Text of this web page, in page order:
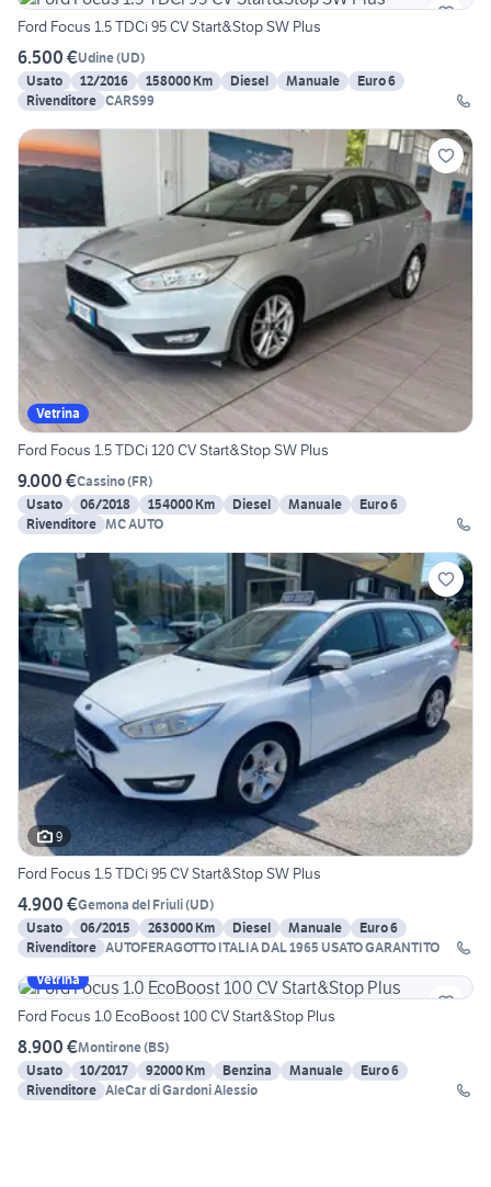
Ford Focus 1.5 TDCi 95 CV Start&Stop SW Plus
6.500 €Udine(UD)
Usato
12/2016 158000 Km Diesel Manuale
Euro 6
Rivenditore CARS99
Vetrina
Ford Focus 1.5 TDCi 120 CV Start&Stop SW Plus
9.000 €Cassino(FR)
Usato
06/2018 154000 Km Diesel Manuale
Euro 6
Rivenditore MC AUTO
9
Ford Focus 1.5 TDCi 95 CV Start&Stop SW Plus
4.900 €Gemona del Friuli(UD)
Usato
06/2015 263000 Km Diesel Manuale
Euro 6
Rivenditore AUTOFERAGOTTO ITALIA DAL 1965 USATO GARANTITO
Vetrina
Ford Focus 1.0 EcoBoost 100 CV Start&Stop Plus
8.900 €Montirone(BS)
Usato
10/2017 92000 Km Benzina Manuale
Euro 6
Rivenditore AleCar di Gardoni Alessio